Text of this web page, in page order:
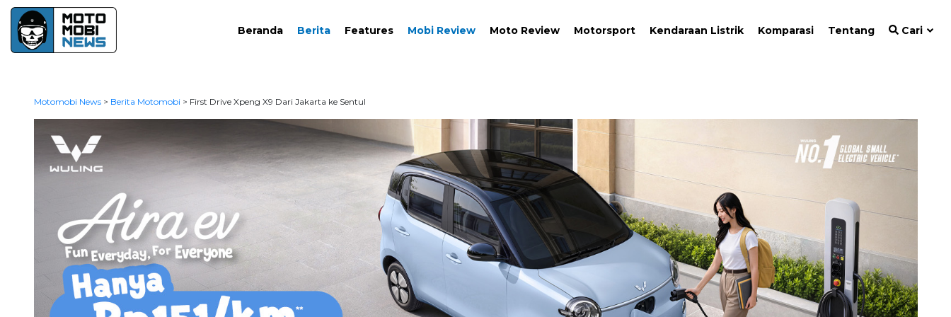
Beranda Berita Features Mobi Review Moto Review Motorsport Kendaraan Listrik Komparasi Tentang Cari
Motomobi News> Berita Motomobi > First Drive Xpeng X9 Dari Jakarta ke Sentul